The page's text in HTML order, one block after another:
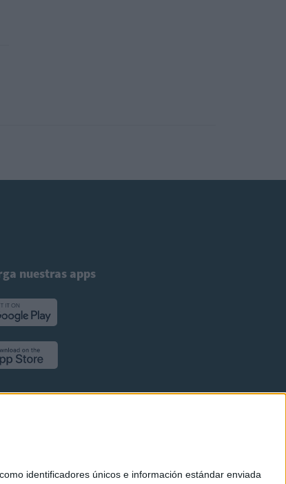
identificadores únicos e información estándar enviada
nuestras apps